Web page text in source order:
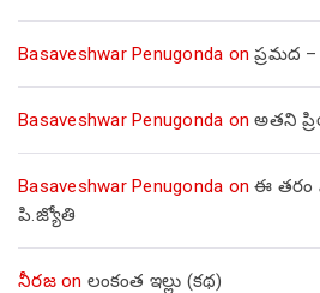
Basaveshwar Penugonda onప్రమద
Basaveshwar Penugonda onఅతని
Basaveshwar Penugonda onఈ తరం
పి.జ్యోతి
నీరజon లంకంత ఇల్లు (కథ)